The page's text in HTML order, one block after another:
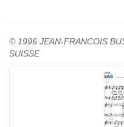
© 1996 JEAN-FRANCOIS
SUISSE